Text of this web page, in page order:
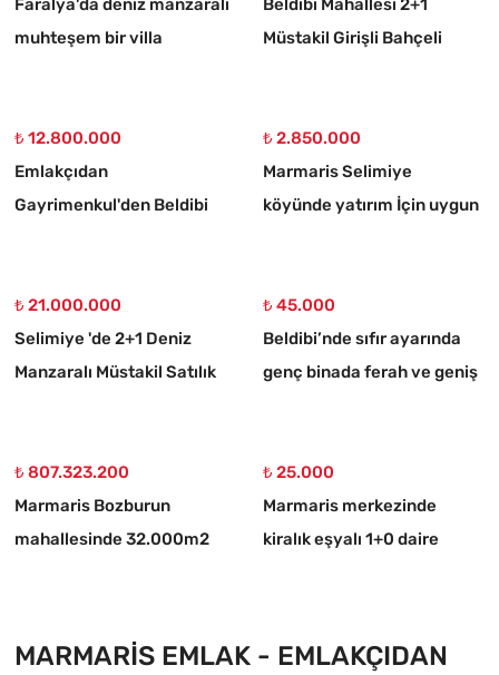
Faralya'da deniz manzaralı
muhteşem bir villa
Beldibi Mahallesi 2+1
Müstakil Girişli Bahçeli
₺ 12.800.000
Emlakçıdan
Gayrimenkul'den Beldibi
₺ 2.850.000
Marmaris Selimiye
köyünde yatırım İçin uygun
₺ 21.000.000
Selimiye 'de 2+1 Deniz
Manzaralı Müstakil Satılık
₺ 45.000
Beldibi’nde sıfır ayarında
genç binada ferah ve geniş
₺ 807.323.200
Marmaris Bozburun
mahallesinde 32.000m2
₺ 25.000
Marmaris merkezinde
kiralık eşyalı 1+0 daire
MARMARIS EMLAK - EMLAKÇIDAN